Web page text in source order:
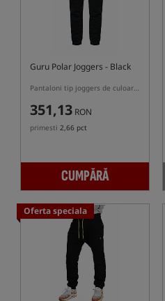
Guru Polar Joggers - Black
Pantaloni tip joggers de culoare neagră, cu căptușeală sherpa
351,13 RON
primesti 2,66 pct
CUMPĂRĂ
Oferta speciala